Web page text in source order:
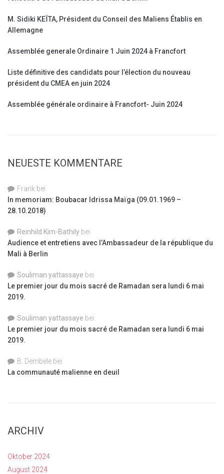
M. Sidiki KEÏTA, Président du Conseil des Maliens Établis en
Allemagne
Assemblée generale Ordinaire 1 Juin 2024 à Francfort
Liste définitive des candidats pour l’élection du nouveau
président du CMEA en juin 2024
Assemblée générale ordinaire à Francfort- Juin 2024
NEUESTE KOMMENTARE
Frank bei
In memoriam: Boubacar Idrissa Maïga (09.01.1969 –
28.10.2018)
Reinhild Kim-Bathily bei
Audience et entretiens avec l’Ambassadeur de la république du
Mali à Berlin
Souliman yattassaye bei
Le premier jour du mois sacré de Ramadan sera lundi 6 mai
2019.
Souliman yattassaye bei
Le premier jour du mois sacré de Ramadan sera lundi 6 mai
2019.
B. Dembele bei
La communauté malienne en deuil
ARCHIV
Oktober 2024
August 2024